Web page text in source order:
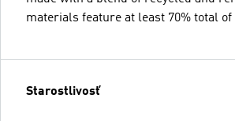
materials feature at least 70% total
Starostlivosť